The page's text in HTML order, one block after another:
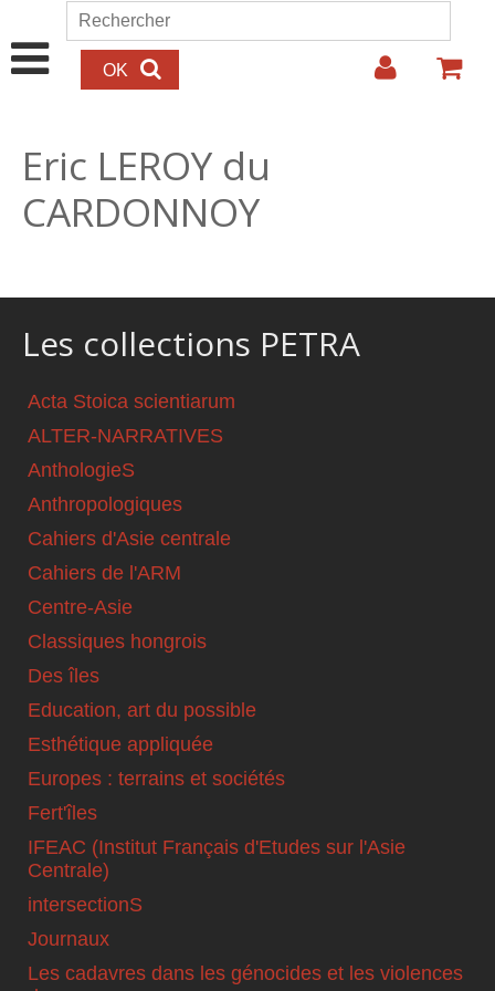
Aller au contenu principal
Formulaire de recherche
Rechercher
Eric LEROY du
CARDONNOY
Les collections PETRA
Acta Stoica scientiarum
ALTER-NARRATIVES
AnthologieS
Anthropologiques
Cahiers d'Asie centrale
Cahiers de l'ARM
Centre-Asie
Classiques hongrois
Des îles
Education, art du possible
Esthétique appliquée
Europes : terrains et sociétés
Fert'îles
IFEAC (Institut Français d'Etudes sur l'Asie
Centrale)
intersectionS
Journaux
Les cadavres dans les génocides et les violences